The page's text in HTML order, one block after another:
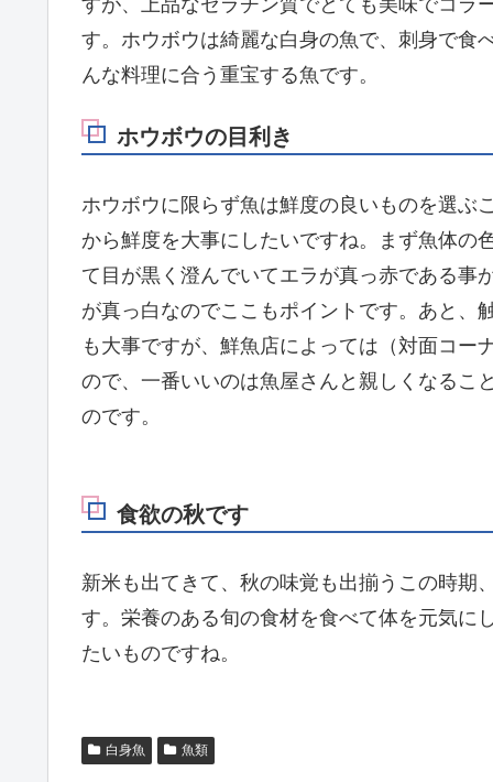
す。ホウボウは綺麗な白身の魚で、刺身で食
んな料理に合う重宝する魚です。
ホウボウの目利き
ホウボウに限らず魚は鮮度の良いものを選ぶ
から鮮度を大事にしたいですね。まず魚体の
て目が黒く澄んでいてエラが真っ赤である事
が真っ白なのでここもポイントです。あと、
も大事ですが、鮮魚店によっては（対面コー
ので、一番いいのは魚屋さんと親しくなるこ
のです。
食欲の秋です
新米も出てきて、秋の味覚も出揃うこの時期
す。栄養のある旬の食材を食べて体を元気に
たいものですね。
白身魚 魚類